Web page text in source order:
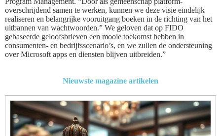
overschrijdend samen te werken, kunnen we deze visie eindelijk
realiseren en belangrijke vooruitgang boeken in de richting van het
uitbannen van wachtwoorden.” We geloven dat op FIDO
gebaseerde geloofsbrieven een mooie toekomst hebben in
consumenten- en bedrijfsscenario’s, en we zullen de ondersteuning
over Microsoft apps en diensten blijven uitbreiden.”
Nieuwste magazine artikelen